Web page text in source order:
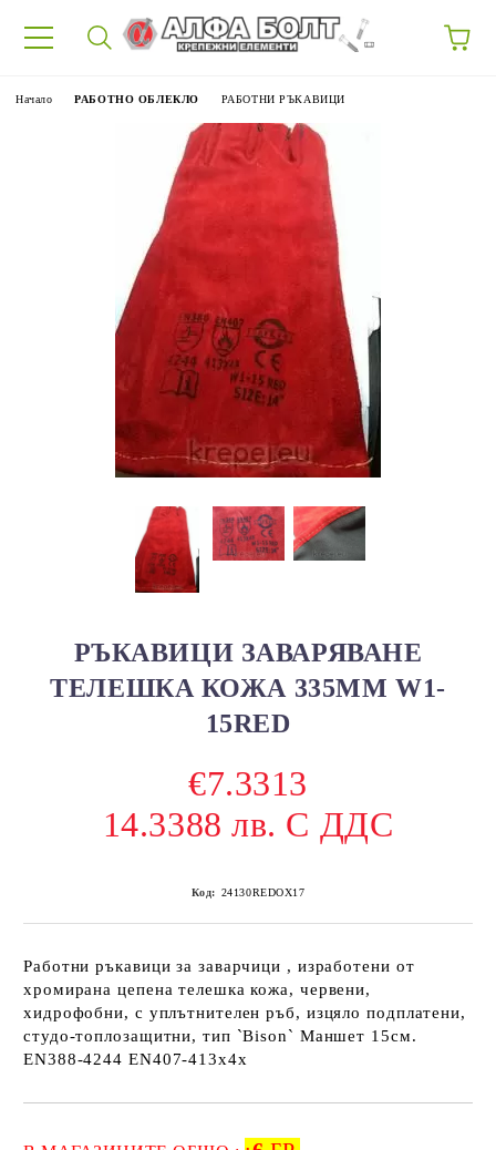
Начало РАБОТНО ОБЛЕКЛО РАБОТНИ РЪКАВИЦИ
РЪКАВИЦИ ЗАВАРЯВАНЕ
TЕЛЕШКА КОЖА 335MM W1-
15RED
€7.3313
14.3388 лв. С ДДС
Код: 24130REDOX17
Работни ръкавици за заварчици , изработени от
хромирана цепена телешка кожа, червени,
хидрофобни, с уплътнителен ръб, изцяло подплатени,
студо-топлозащитни, тип `Bison` Маншет 15см.
EN388-4244 EN407-413x4x